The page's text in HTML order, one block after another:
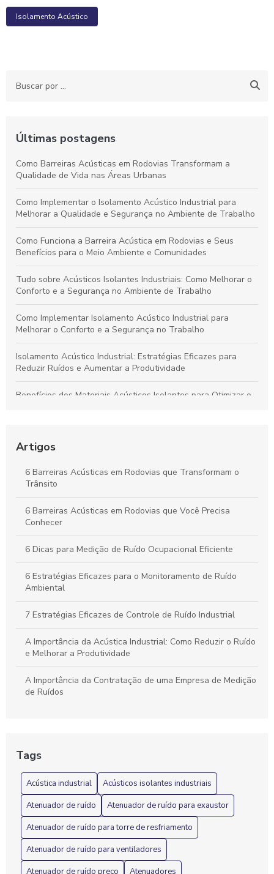
Isolamento Acústico
Últimas postagens
Como Barreiras Acústicas em Rodovias Transformam a
Qualidade de Vida nas Áreas Urbanas
Como Implementar o Isolamento Acústico Industrial para
Melhorar a Qualidade e Segurança no Ambiente de Trabalho
Como Funciona a Barreira Acústica em Rodovias e Seus
Benefícios para o Meio Ambiente e Comunidades
Tudo sobre Acústicos Isolantes Industriais: Como Melhorar o
Conforto e a Segurança no Ambiente de Trabalho
Como Implementar Isolamento Acústico Industrial para
Melhorar o Conforto e a Segurança no Trabalho
Isolamento Acústico Industrial: Estratégias Eficazes para
Reduzir Ruídos e Aumentar a Produtividade
Benefícios dos Materiais Acústicos Isolantes para Otimizar o
Benefícios
Vantagens das Barreiras Acústicas em Rodovias para a
Qualidade de Vida Urbana
Isolamento Acústico Industrial: Soluções para Transformar
Ambientes e Garantir Conforto Sonoro
Artigos
6 Barreiras Acústicas em Rodovias que Transformam o
Trânsito
6 Barreiras Acústicas em Rodovias que Você Precisa
Conhecer
6 Dicas para Medição de Ruído Ocupacional Eficiente
6 Estratégias Eficazes para o Monitoramento de Ruído
Ambiental
7 Estratégias Eficazes de Controle de Ruído Industrial
A Importância da Acústica Industrial: Como Reduzir o Ruído
e Melhorar a Produtividade
A Importância da Contratação de uma Empresa de Medição
de Ruídos
Acústica industrial e suas soluções para ambientes de
Acústica Industrial: 7 Dicas para Reduzir Ruídos
Eficazmente
Acústica Industrial: Como garantir um ambiente de trabalho
mais silencioso e produtivo
Tags
Acústica industrial
Acústicos isolantes industriais
Atenuador de ruído
Atenuador de ruído para exaustor
Atenuador de ruído para torre de resfriamento
Atenuador de ruído para ventiladores
Atenuador de ruído preço
Atenuadores